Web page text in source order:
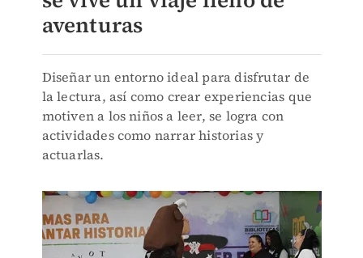
aventuras
Diseñar un entorno ideal para disfrutar de
la lectura, así como crear experiencias que
motiven a los niños a leer, se logra con
actividades como narrar historias y
actuarlas.